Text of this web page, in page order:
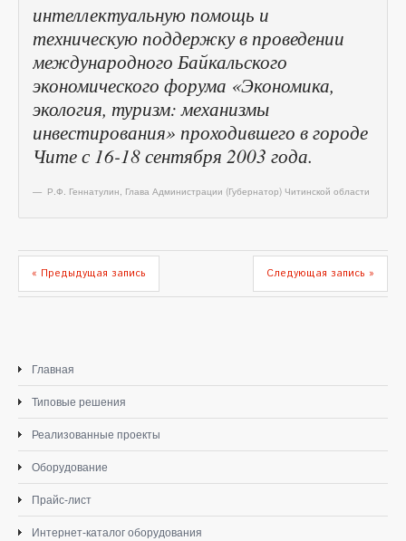
интеллектуальную помощь и
техническую поддержку в проведении
международного Байкальского
экономического форума «Экономика,
экология, туризм: механизмы
инвестирования» проходившего в городе
Чите с 16-18 сентября 2003 года.
Р.Ф. Геннатулин, Глава Администрации (Губернатор) Читинской области
« Предыдущая запись Следующая запись »
Главная
Типовые решения
Реализованные проекты
Оборудование
Прайс-лист
Интернет-каталог оборудования